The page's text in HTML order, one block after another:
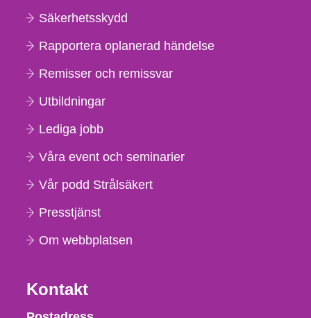
Säkerhetsskydd
Rapportera oplanerad händelse
Remisser och remissvar
Utbildningar
Lediga jobb
Våra event och seminarier
Vår podd Strålsäkert
Presstjänst
Om webbplatsen
Kontakt
Strålsäkerhetsmyndigheten